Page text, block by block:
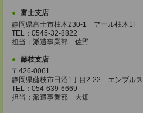
富士支店
静岡県富士市柚木230-1 アール柚木1F
TEL：0545-32-8822
担当：派遣事業部 佐野
藤枝支店
〒426-0061
静岡県藤枝市田沼1丁目2-22 エンブル
TEL：054-639-6669
担当：派遣事業部 大畑